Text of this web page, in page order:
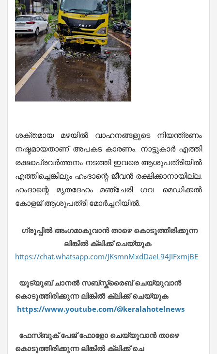
ശക്തമായ മഴയിൽ വാഹനങ്ങളുടെ നിയന്ത്രണം
നഷ്ടമായതാണ് അപകട കാരണം. നാട്ടുകാർ എത്തി
രക്ഷാപ്രവർത്തനം നടത്തി ഇവരെ ആശുപത്രിയിൽ
എത്തിച്ചെങ്കിലും ഹംദാന്റെ ജീവൻ രക്ഷിക്കാനായില്ല.
ഹംദാന്റെ മൃതദേഹം മഞ്ചേരി ഗവ. മെഡിക്കൽ
കോളജ് ആശുപത്രി മോർച്ചറിയിൽ.
ഗ്രൂപ്പിൽ അംഗമാകുവാൻ താഴെ കൊടുത്തിരിക്കുന്ന
ലിങ്കിൽ ക്ലിക്ക് ചെയ്യുക
https://chat.whatsapp.com/JKsmnMxdDaeL94JIFxmjBE
യൂട്യൂബ് ചാനൽ സബ്സ്ക്രൈബ് ചെയ്യുവാൻ
കൊടുത്തിരിക്കുന്ന ലിങ്കിൽ ക്ലിക്ക് ചെയ്യുക
https://www.youtube.com/@keralahotelnews
ഫേസ്ബുക് പേജ് ഫോളോ ചെയ്യുവാൻ താഴെ
കൊടുത്തിരിക്കുന്ന ലിങ്കിൽ ക്ലിക്ക് ചെ